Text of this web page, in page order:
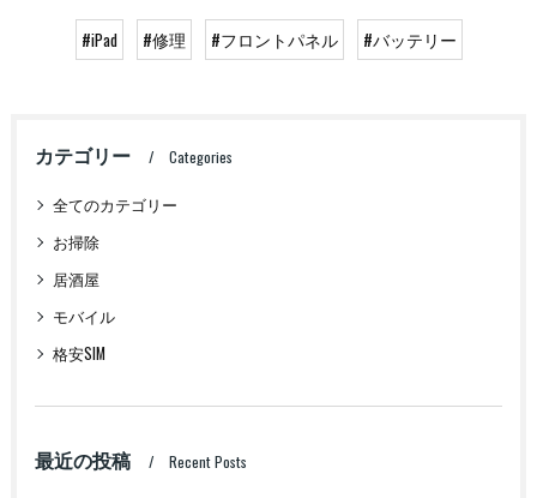
#iPad #修理 #フロントパネル #バッテリー
カテゴリー Categories
全てのカテゴリー
お掃除
居酒屋
モバイル
格安SIM
最近の投稿 Recent Posts